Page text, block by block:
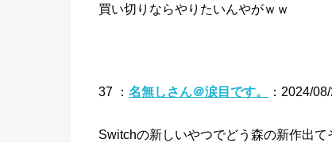
買い切りならやりたいんやがｗｗ
37 ： 名無しさん＠涙目です。 ：2024/
Switchの新しいやつでどう森の新作出